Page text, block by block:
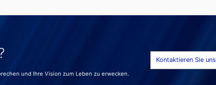
und Ihre Vision zum Leben zu erwecken.
Kontaktieren Sie uns